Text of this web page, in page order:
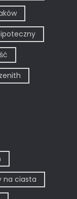
na ciasta